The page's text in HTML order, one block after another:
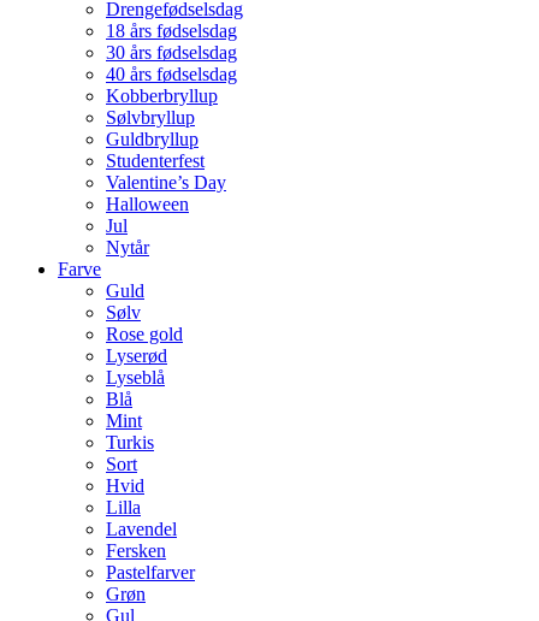
Drengefødselsdag
18 års fødselsdag
30 års fødselsdag
40 års fødselsdag
Kobberbryllup
Sølvbryllup
Guldbryllup
Studenterfest
Valentine’s Day
Halloween
Jul
Nytår
Farve
Guld
Sølv
Rose gold
Lyserød
Lyseblå
Blå
Mint
Turkis
Sort
Hvid
Lilla
Lavendel
Fersken
Pastelfarver
Grøn
Gul